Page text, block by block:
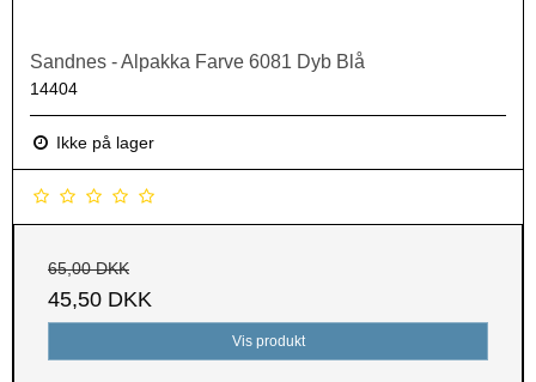
Sandnes - Alpakka Farve 6081 Dyb Blå
14404
Ikke på lager
65,00 DKK
45,50 DKK
Vis produkt